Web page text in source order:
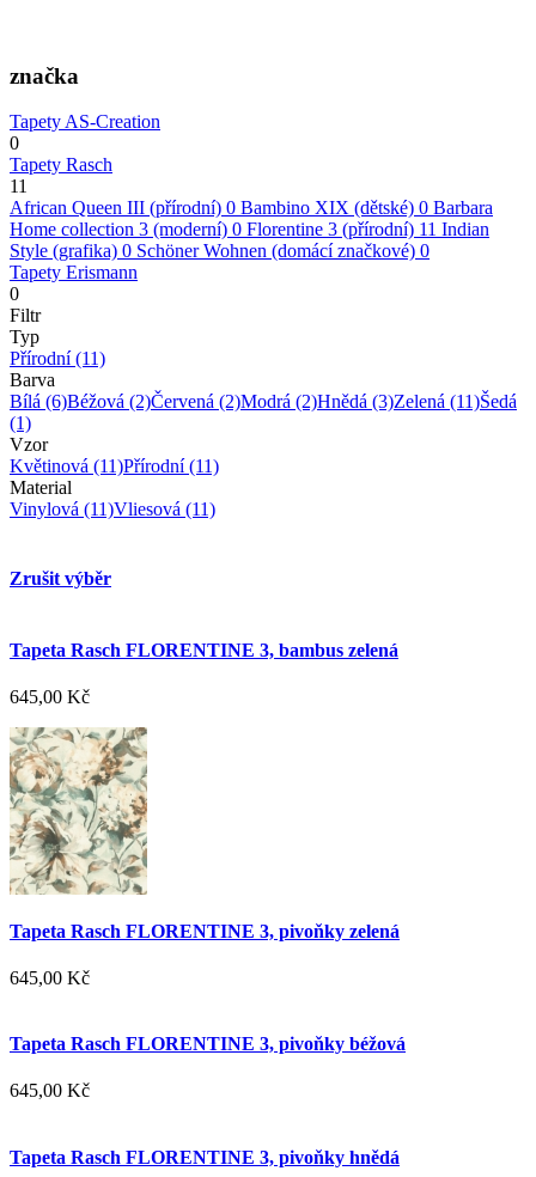
značka
Tapety AS-Creation
0
Tapety Rasch
11
African Queen III (přírodní) 0 Bambino XIX (dětské) 0 Barbara
Home collection 3 (moderní) 0 Florentine 3 (přírodní) 11 Indian
Style (grafika) 0 Schöner Wohnen (domácí značkové) 0
Tapety Erismann
0
Filtr
Typ
Přírodní(11)
Barva
Bílá (6)Béžová (2)Červená (2)Modrá (2)Hnědá (3)Zelená (11)Šedá
(1)
Vzor
Květinová (11)Přírodní(11)
Material
Vinylová (11)Vliesová (11)
Zrušit výběr
Tapeta Rasch FLORENTINE 3, bambus zelená
645,00 Kč
Tapeta Rasch FLORENTINE 3, pivoňky zelená
645,00 Kč
Tapeta Rasch FLORENTINE 3, pivoňky béžová
645,00 Kč
Tapeta Rasch FLORENTINE 3, pivoňky hnědá